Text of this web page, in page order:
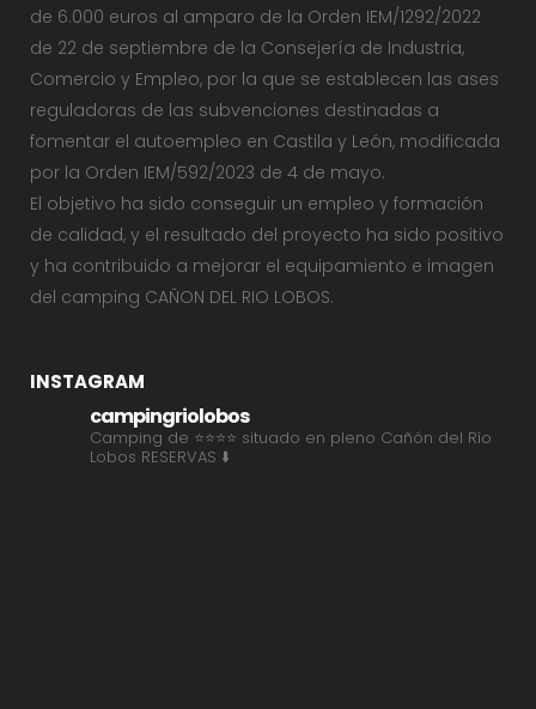
de 6.000 euros al amparo de la Orden IEM/1292/2022
de 22 de septiembre de la Consejería de Industria,
Comercio y Empleo, por la que se establecen las ases
reguladoras de las subvenciones destinadas a
fomentar el autoempleo en Castila y León, modificada
por la Orden IEM/592/2023 de 4 de mayo.
El objetivo ha sido conseguir un empleo y formación
de calidad, y el resultado del proyecto ha sido positivo
y ha contribuido a mejorar el equipamiento e imagen
del camping CAÑON DEL RIO LOBOS.
INSTAGRAM
campingriolobos
Camping de ⭐⭐⭐⭐ situado en pleno Cañón del Río
Lobos RESERVAS ⬇️